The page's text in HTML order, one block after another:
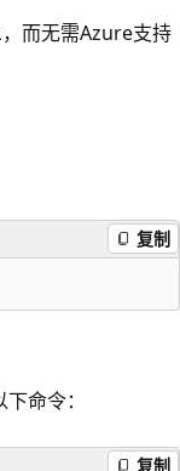
而无需Azure支持
复制
命令：
复制